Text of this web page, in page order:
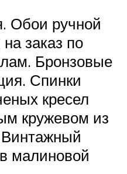
Обои ручной
заказ по
Бронзовые
Спинки
кресел
кружевом из
Винтажный
малиновой